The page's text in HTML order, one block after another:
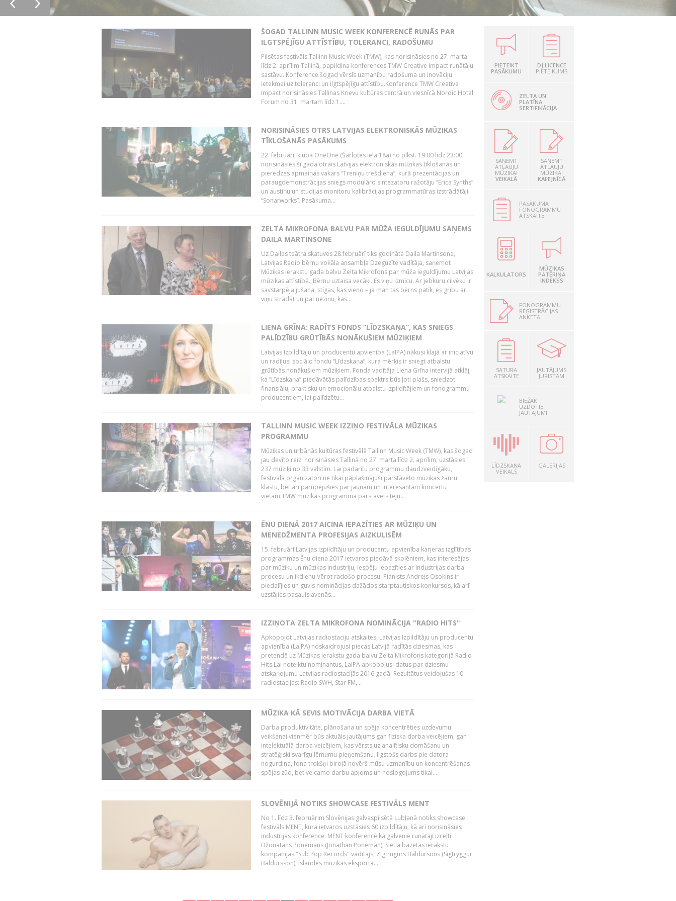
ŠOGAD TALLINN MUSIC WEEK KONFERENCĒ RUNĀS PAR
ILGTSPĒJĪGU ATTĪSTĪBU, TOLERANCI, RADOŠUMU
Pilsētas festivāls Tallinn Music Week (TMW), kas norisināsies no 27. marta
līdz 2. aprīlim Tallinā, papildina konferences TMW Creative Impact runātāju
sastāvu. Konference šogad vērsīs uzmanību radošuma un inovāciju
ietekmei uz toleranci un ilgtspējīgu attīstību.Konference TMW Creative
Impact norisināsies Tallinas Krievu kultūras centrā un viesnīcā Nordic Hotel
Forum no 31. martam līdz 1....
NORISINĀSIES OTRS LATVIJAS ELEKTRONISKĀS MŪZIKAS
TĪKLOŠANĀS PASĀKUMS
22. februārī, klubā OneOne (Šarlotes iela 18a) no plkst. 19:00 līdz 23:00
norisināsies šī gada otrais Latvijas elektroniskās mūzikas tīklošanās un
pieredzes apmaiņas vakars ‘’Treniņu trešdiena’’, kurā prezentācijas un
paraugdemonstrācijas sniegs modulāro sintezatoru ražotāju “Erica Synths”
un austiņu un studijas monitoru kalibrācijas programmatūras izstrādātāji
“Sonarworks”. Pasākuma...
ZELTA MIKROFONA BALVU PAR MŪŽA IEGULDĪJUMU SAŅEMS
DAILA MARTINSONE
Uz Dailes teātra skatuves 28.februārī tiks godināta Daila Martinsone,
Latvijas Radio bērnu vokāla ansambļa Dzeguzīte vadītāja, saņemot
Mūzikas ierakstu gada balvu Zelta Mikrofons par mūža ieguldījumu Latvijas
mūzikas attīstībā.„Bērnu uztaisa vecāki. Es viņu izmīcu. Ar jebkuru cilvēku ir
savstarpēja jušana, stīgas, kas vieno – ja man tas bērns patīk, es gribu ar
viņu strādāt un pat nezinu, kas...
LIENA GRĪNA: RADĪTS FONDS “LĪDZSKAŅA”, KAS SNIEGS
PALĪDZĪBU GRŪTĪBĀS NONĀKUŠIEM MŪZIĶIEM
Latvijas Izpildītāju un producentu apvienība (LaIPA) nākusi klajā ar iniciatīvu
un radījusi sociālo fondu “Līdzskaņa”, kura mērķis ir sniegt atbalstu
grūtībās nonākušiem mūziķiem. Fonda vadītāja Liena Grīna intervijā atklāj,
ka “Līdzskaņa” piedāvātās palīdzības spektrs būs ļoti plašs, sniedzot
finansiālu, praktisku un emocionālu atbalstu izpildītājiem un fonogrammu
producentiem, lai palīdzētu...
TALLINN MUSIC WEEK IZZIŅO FESTIVĀLA MŪZIKAS
PROGRAMMU
Mūzikas un urbānās kultūras festivālā Tallinn Music Week (TMW), kas šogad
jau devīto reizi norisināsies Tallinā no 27. marta līdz 2. aprīlim, uzstāsies
237 mūziķi no 33 valstīm. Lai padarītu programmu daudzveidīgāku,
festivāla organizatori ne tikai paplašinājuši pārstāvēto mūzikas žanru
klāstu, bet arī parūpējušies par jaunām un interesantām koncertu
vietām.TMW mūzikas programmā pārstāvēts teju...
ĒNU DIENĀ 2017 AICINA IEPAZĪTIES AR MŪZIĶU UN
MENEDŽMENTA PROFESIJAS AIZKULISĒM
15. februārī Latvijas Izpildītāju un producentu apvienība karjeras izglītības
programmas Ēnu diena 2017 ietvaros piedāvā skolēniem, kas interesējas
par mūziku un mūzikas industriju, iespēju iepazīties ar industrijas darba
procesu un ikdienu.Vērot radošo procesu: Pianists Andrejs Osokins ir
piedalījies un guvis nominācijas dažādos starptautiskos konkursos, kā arī
uzstājies pasaulslavenās...
IZZIŅOTA ZELTA MIKROFONA NOMINĀCIJA "RADIO HITS"
Apkopojot Latvijas radiostaciju atskaites, Latvijas Izpildītāju un producentu
apvienība (LaIPA) noskaidrojusi piecas Latvijā radītās dziesmas, kas
pretendē uz Mūzikas ierakstu gada balvu Zelta Mikrofons kategorijā Radio
Hits.Lai noteiktu nominantus, LaIPA apkopojusi datus par dziesmu
atskaņojumu Latvijas radiostacijās 2016.gadā. Rezultātus veidojušas 10
radiostacijas: Radio SWH, Star FM,...
MŪZIKA KĀ SEVIS MOTIVĀCIJA DARBA VIETĀ
Darba produktivitāte, plānošana un spēja koncentrēties uzdevumu
veikšanai vienmēr būs aktuāls jautājums gan fiziska darba veicējiem, gan
intelektuālā darba veicējiem, kas vērsts uz analītisku domāšanu un
stratēģiski svarīgu lēmumu pieņemšanu. Ilgstošs darbs pie datora
nogurdina, fona trokšņi birojā novērš mūsu uzmanību un koncentrēšanas
spējas zūd, bet veicamo darbu apjoms un noslogojums tikai...
SLOVĒNIJĀ NOTIKS SHOWCASE FESTIVĀLS MENT
No 1. līdz 3. februārim Slovēnijas galvaspilsētā Ļubļanā notiks showcase
festivāls MENT, kura ietvaros uzstāsies 60 izpildītāju, kā arī norisināsies
industrijas konference. MENT konferencē kā galvenie runātāji izcelti
Džonatans Ponemans (Jonathan Poneman), Sietlā bāzētās ierakstu
kompānijas "Sub Pop Records" vadītājs, Zigtrugurs Baldursons (Sigtryggur
Baldursson), Islandes mūzikas eksporta...
PIETEIKT
PASĀKUMU
DJ LICENCE
PIETEIKUMS
ZELTA UN
PLATĪNA
SERTIFIKĀCIJA
SAŅEMT
ATĻAUJU
MŪZIKAI
VEIKALĀ
SAŅEMT
ATĻAUJU
MŪZIKAI
KAFEJNĪCĀ
PASĀKUMA
FONOGRAMMU
ATSKAITE
KALKULATORS
MŪZIKAS
PATĒRIŅA
INDEKSS
FONOGRAMMU
REĢISTRĀCIJAS
ANKETA
SATURA
ATSKAITE
JAUTĀJUMS
JURISTAM
BIEŽĀK
UZDOTIE
JAUTĀJUMI
LĪDZSKAŅA
VEIKALS
GALERIJAS